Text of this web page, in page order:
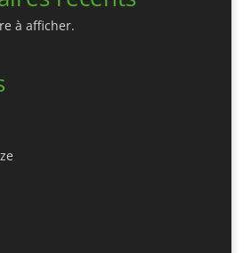
à afficher.